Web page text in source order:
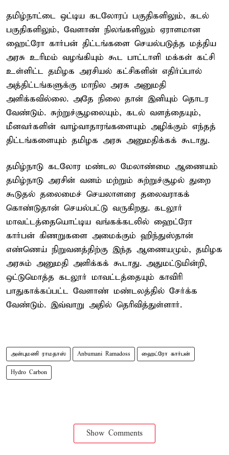
தமிழ்நாட்டை ஒட்டிய கடலோரப் பகுதிகளிலும், கடல்
பகுதிகளிலும், வேளாண் நிலங்களிலும் ஏராளமான
ஹைட்ரோ கார்பன் திட்டங்களை செயல்படுத்த மத்திய
அரசு உரிமம் வழங்கியும் கூட பாட்டாளி மக்கள் கட்சி
உள்ளிட்ட தமிழக அரசியல் கட்சிகளின் எதிர்ப்பால்
அத்திட்டங்களுக்கு மாநில அரசு அனுமதி
அளிக்கவில்லை. அதே நிலை தான் இனியும் தொடர
வேண்டும். சுற்றுச்சூழலையும், கடல் வளத்தையும்,
மீனவர்களின் வாழ்வாதாரங்களையும் அழிக்கும் எந்தத்
திட்டங்களையும் தமிழக அரசு அனுமதிக்கக் கூடாது.
தமிழ்நாடு கடலோர மண்டல மேலாண்மை ஆணையம்
தமிழ்நாடு அரசின் வனம் மற்றும் சுற்றுச்சூழல் துறை
கூடுதல் தலைமைச் செயலாளரை தலைவராகக்
கொண்டுதான் செயல்பட்டு வருகிறது. கடலூர்
மாவட்டத்தையொட்டிய வங்கக்கடலில் ஹைட்ரோ
கார்பன் கிணறுகளை அமைக்கும் ஹிந்துஸ்தான்
எண்ணெய் நிறுவனத்திற்கு இந்த ஆணையமும், தமிழக
அரசும் அனுமதி அளிக்கக் கூடாது. அதுமட்டுமின்றி,
ஒட்டுமொத்த கடலூர் மாவட்டத்தையும் காவிரி
பாதுகாக்கப்பட்ட வேளாண் மண்டலத்தில் சேர்க்க
வேண்டும். இவ்வாறு அதில் தெரிவித்துள்ளார்.
அன்புமணி ராமதாஸ் Anbumani Ramadoss ஹைட்ரோ கார்பன்
Hydro Carbon
Show Comments